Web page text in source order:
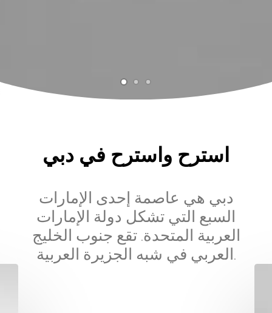
استرح واسترح في دبي
دبي هي عاصمة إحدى الإمارات
السبع التي تشكل دولة الإمارات
العربية المتحدة. تقع جنوب الخليج
العربي في شبه الجزيرة العربية.